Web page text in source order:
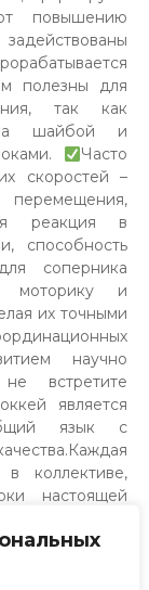
повышению
полезны для
так как
за шайбой и
Часто
скоростей –
реакция в
способность
соперника
моторику и
их точными
научно
встретите
является
язык с
коллективе,
настоящей